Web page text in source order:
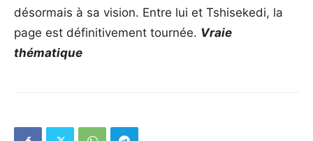
désormais à sa vision. Entre lui et Tshisekedi, la
page est définitivement tournée. Vraie
thématique